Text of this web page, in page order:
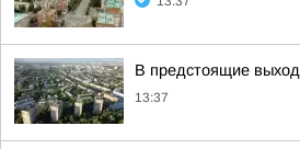
В предстоящие
13:37